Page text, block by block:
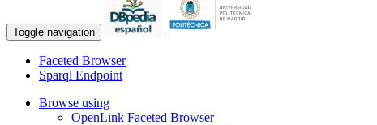
Toggle navigation
Faceted Browser
Sparql Endpoint
Browse using
OpenLink Faceted Browser